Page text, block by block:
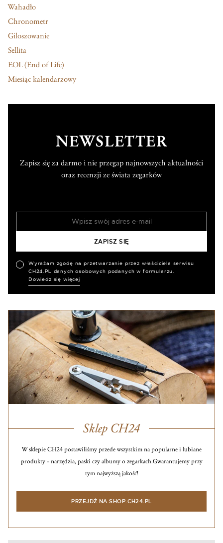
Wahadło
Chronometr
Giloszowanie
Sellita
EOL (End of Life)
Miesiąc kalendarzowy
NEWSLETTER
Zapisz się za darmo i nie przegap najnowszych aktualności
oraz recenzji ze świata zegarków
Wyrażam zgodę na przetwarzanie przez właściciela serwisu
CH24.PL danych osobowych podanych w formularzu.
Dowiedz się więcej
Sklep CH24
W sklepie CH24 postawiliśmy przede wszystkim na popularne i lubiane
produkty – narzędzia, paski czy albumy o zegarkach.Gwarantujemy przy
tym najwyższą jakość!
PRZEJDŹ NA SHOP.CH24.PL